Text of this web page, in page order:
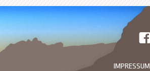
IMPRESSUM